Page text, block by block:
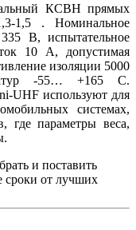
КСВН прямых
1,5 . Номинальное
В, испытательное
10 А, допустимая
изоляции 5000
-55… +165 С.
UHF используют для
системах,
где параметры веса,
и поставить
сроки от лучших